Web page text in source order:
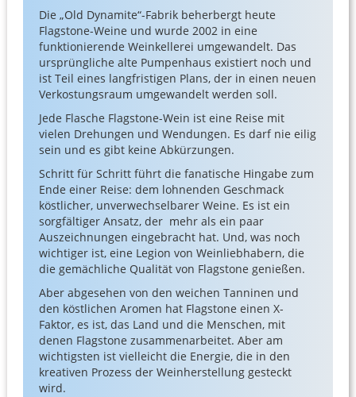
Die „Old Dynamite“-Fabrik beherbergt heute
Flagstone-Weine und wurde 2002 in eine
funktionierende Weinkellerei umgewandelt. Das
ursprüngliche alte Pumpenhaus existiert noch und
ist Teil eines langfristigen Plans, der in einen neuen
Verkostungsraum umgewandelt werden soll.
Jede Flasche Flagstone-Wein ist eine Reise mit
vielen Drehungen und Wendungen. Es darf nie eilig
sein und es gibt keine Abkürzungen.
Schritt für Schritt führt die fanatische Hingabe zum
Ende einer Reise: dem lohnenden Geschmack
köstlicher, unverwechselbarer Weine. Es ist ein
sorgfältiger Ansatz, der mehr als ein paar
Auszeichnungen eingebracht hat. Und, was noch
wichtiger ist, eine Legion von Weinliebhabern, die
die gemächliche Qualität von Flagstone genießen.
Aber abgesehen von den weichen Tanninen und
den köstlichen Aromen hat Flagstone einen X-
Faktor, es ist, das Land und die Menschen, mit
denen Flagstone zusammenarbeitet. Aber am
wichtigsten ist vielleicht die Energie, die in den
kreativen Prozess der Weinherstellung gesteckt
wird.